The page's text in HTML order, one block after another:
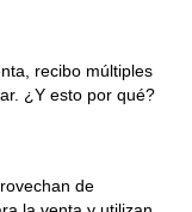
recibo múltiples
¿Y esto por qué?
de